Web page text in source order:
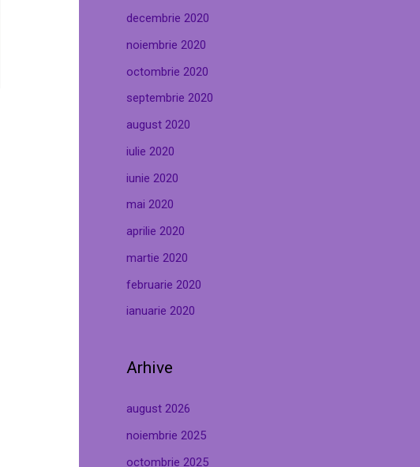
decembrie 2020
noiembrie 2020
octombrie 2020
septembrie 2020
august 2020
iulie 2020
iunie 2020
mai 2020
aprilie 2020
martie 2020
februarie 2020
ianuarie 2020
Arhive
august 2026
noiembrie 2025
octombrie 2025